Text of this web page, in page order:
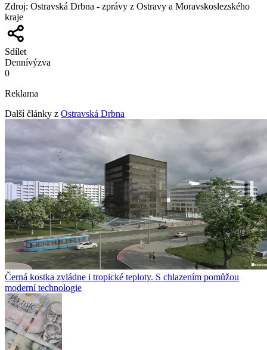
Zdroj: Ostravská Drbna - zprávy z Ostravy a Moravskoslezského
kraje
Sdílet
Dennívýzva
0
Reklama
Další články z Ostravská Drbna
Černá kostka zvládne i tropické teploty. S chlazením pomůžou
moderní technologie